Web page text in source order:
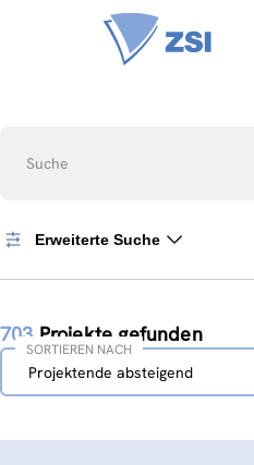
Suche
Erweiterte Suche
703 Projekte gefunden
Sortieren
nachProjektende absteigend
SORTIEREN NACH